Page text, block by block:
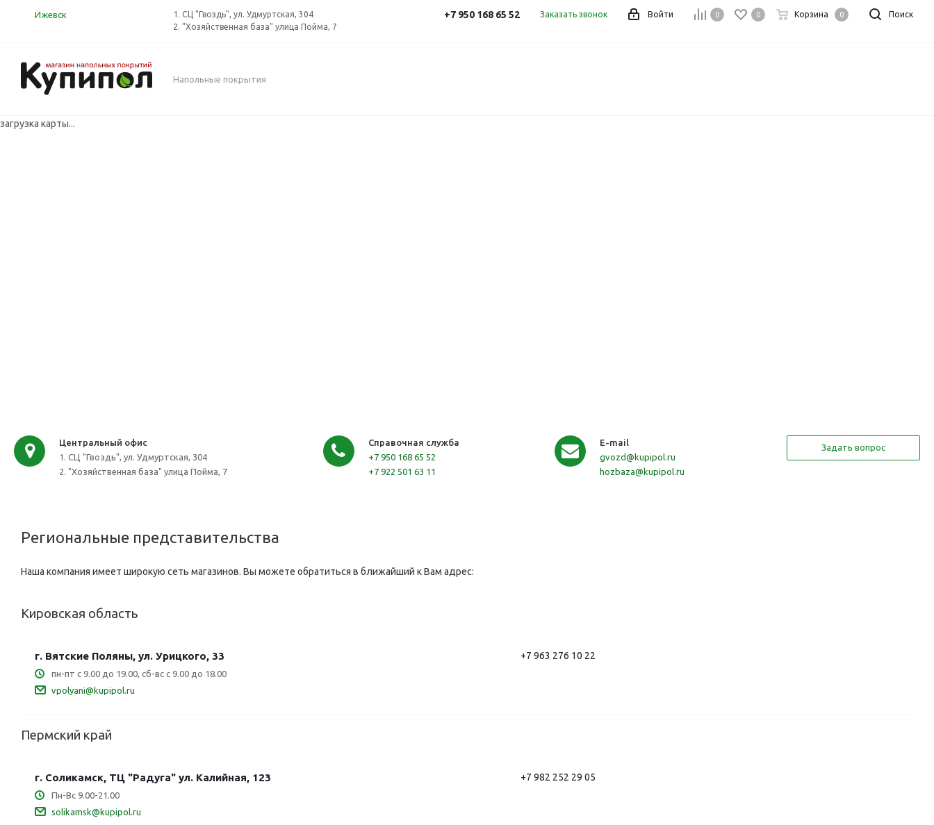
Ижевск
1. СЦ "Гвоздь", ул. Удмуртская, 304
2. "Хозяйственная база" улица Пойма, 7
Поиск
0 0 Корзина 0
Войти
+7 950 168 65 52 Заказать звонок
Напольные покрытия
загрузка карты...
Центральный офис
1. СЦ "Гвоздь", ул. Удмуртская, 304
2. "Хозяйственная база" улица Пойма, 7
Справочная служба
+7 950 168 65 52
+7 922 501 63 11
E-mail
gvozd@kupipol.ru
hozbaza@kupipol.ru
Задать вопрос
Региональные представительства
Наша компания имеет широкую сеть магазинов. Вы можете обратиться в ближайший к Вам адрес:
Кировская область
г. Вятские Поляны, ул. Урицкого, 33
пн-пт с 9.00 до 19.00, сб-вс с 9.00 до 18.00
vpolyani@kupipol.ru
+7 963 276 10 22
Пермский край
г. Соликамск, ТЦ "Радуга" ул. Калийная, 123
Пн-Вс 9.00-21.00
solikamsk@kupipol.ru
+7 982 252 29 05